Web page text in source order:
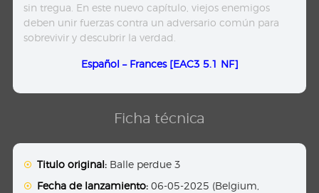
sin tregua. En este nuevo capítulo, viejos enemigos
deben unir fuerzas contra un adversario común para
sobrevivir y descubrir la verdad.
Español – Frances [EAC3 5.1 NF]
Ficha técnica
Titulo original: Balle perdue 3
Fecha de lanzamiento: 06-05-2025 (Belgium,